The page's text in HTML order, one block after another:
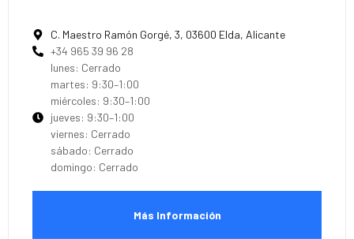
C. Maestro Ramón Gorgé, 3, 03600 Elda, Alicante
+34 965 39 96 28
lunes: Cerrado
martes: 9:30–1:00
miércoles: 9:30–1:00
jueves: 9:30–1:00
viernes: Cerrado
sábado: Cerrado
domingo: Cerrado
Más Información